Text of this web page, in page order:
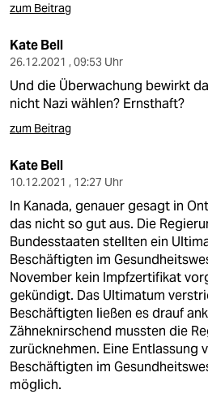
zum Beitrag
Kate Bell
26.12.2021 , 09:53 Uhr
Und die Überwachung bewirkt
nicht Nazi wählen? Ernsthaft?
zum Beitrag
Kate Bell
10.12.2021 , 12:27 Uhr
In Kanada, genauer gesagt in
das nicht so gut aus. Die
Bundesstaaten stellten ein
Beschäftigten im
November kein Impfzertifikat
gekündigt. Das Ultimatum
Beschäftigten ließen es drauf
Zähneknirschend mussten die
zurücknehmen. Eine Entlassung
Beschäftigten im
möglich.